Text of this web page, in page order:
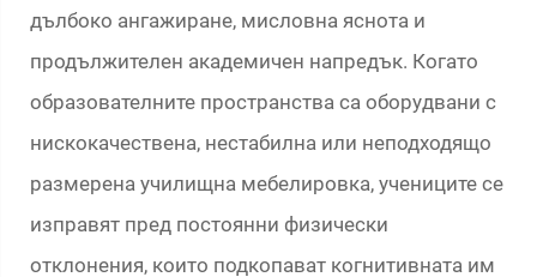
дълбоко ангажиране, мисловна яснота и
продължителен академичен напредък. Когато
образователните пространства са оборудвани с
нискокачествена, нестабилна или неподходящо
размерена училищна мебелировка, учениците се
изправят пред постоянни физически
отклонения, които подкопават когнитивната им